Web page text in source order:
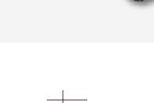
ける努力を怠らず、決し
な作品（お菓子）を生み
ーを断り、地元奈良に留